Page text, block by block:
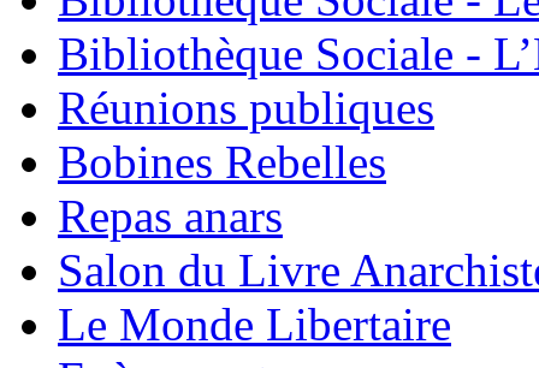
Bibliothèque Sociale -
Réunions publiques
Bobines Rebelles
Repas anars
Salon du Livre
Le Monde Libertaire